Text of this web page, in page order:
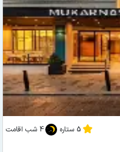
5 ستاره 4 شب اقامت